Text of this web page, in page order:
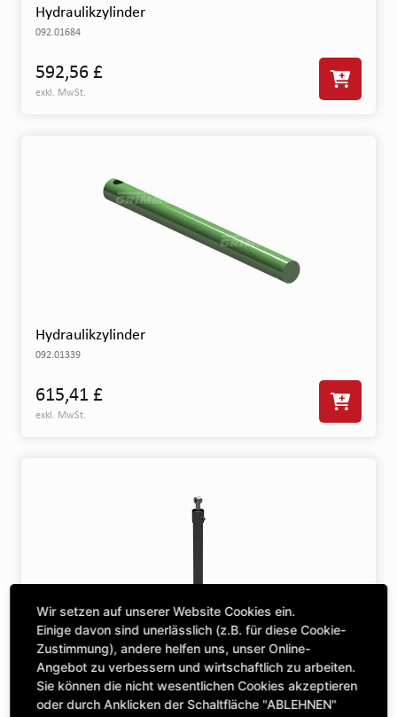
Hydraulikzylinder
092.01684
592,56 £
exkl. MwSt.
Hydraulikzylinder
092.01339
615,41 £
exkl. MwSt.
Hydraulikzylinder
092.01340
Wir setzen auf unserer Website Cookies ein.
Einige davon sind unerlässlich (z.B. für diese Cookie-
Zustimmung), andere helfen uns, unser Online-
Angebot zu verbessern und wirtschaftlich zu arbeiten.
Sie können die nicht wesentlichen Cookies akzeptieren
oder durch Anklicken der Schaltfläche "ABLEHNEN"